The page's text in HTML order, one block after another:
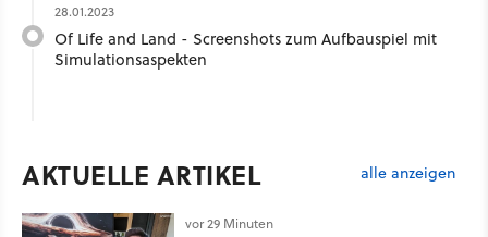
28.01.2023
Of Life and Land - Screenshots zum Aufbauspiel mit
Simulationsaspekten
AKTUELLE ARTIKEL alle anzeigen
vor 29 Minuten